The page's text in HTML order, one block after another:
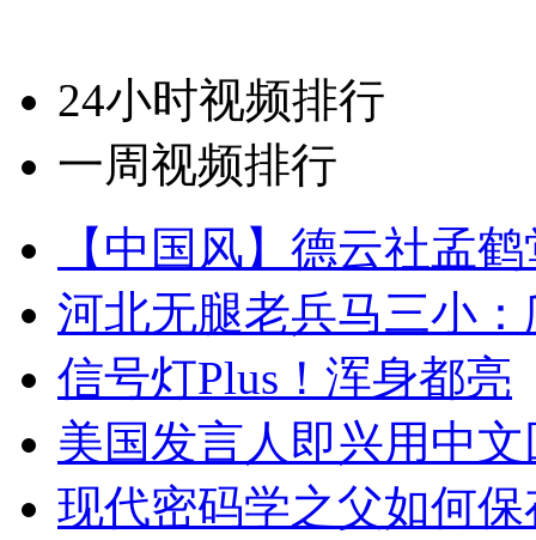
24小时视频排行
一周视频排行
【中国风】德云社孟
河北无腿老兵马三小
信号灯Plus！浑身都亮
美国发言人即兴用中
现代密码学之父如何